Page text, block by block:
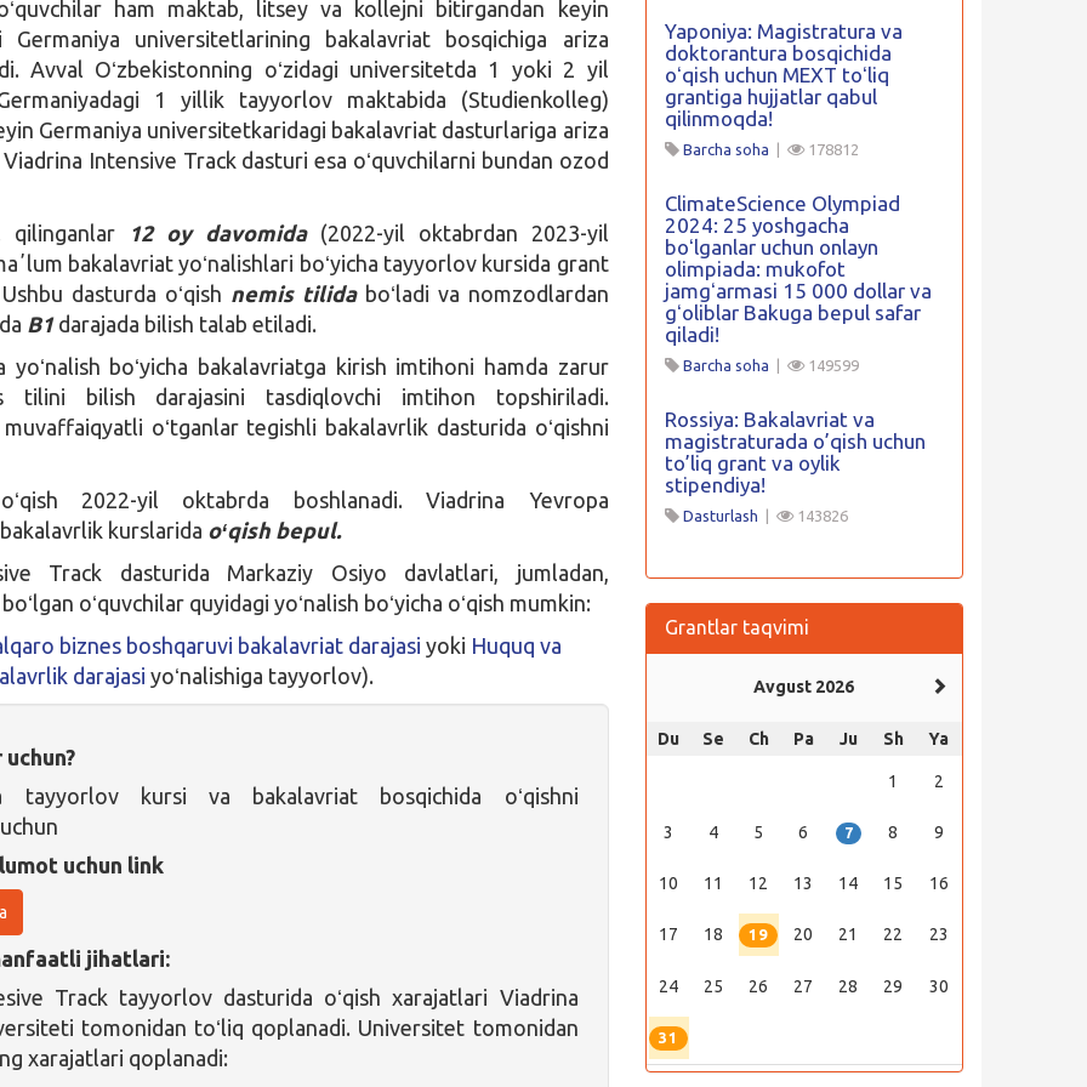
ham maktab, litsey va kollejni bitirgandan keyin
Germaniya universitetlarining bakalavriat bosqichiga ariza
Avval Oʻzbekistonning oʻzidagi universitetda 1 yoki 2 yil
1 yillik tayyorlov maktabida (Studienkolleg)
Germaniya universitetkaridagi bakalavriat dasturlariga ariza
Intensive Track dasturi esa oʻquvchilarni bundan ozod
qilinganlar 12 oy davomida(2022-yil oktabrdan 2023-yil
bakalavriat yoʻnalishlari boʻyicha tayyorlov kursida grant
dasturda oʻqish nemis tilidaboʻladi va nomzodlardan
B1darajada bilish talab etiladi.
yoʻnalish boʻyicha bakalavriatga kirish imtihoni hamda zarur
tilini bilish darajasini tasdiqlovchi imtihon topshiriladi.
oʻtganlar tegishli bakalavrlik dasturida oʻqishni
2022-yil oktabrda boshlanadi. Viadrina Yevropa
kurslarida oʻqish bepul.
Track dasturida Markaziy Osiyo davlatlari, jumladan,
oʻquvchilar quyidagi yoʻnalish boʻyicha oʻqish mumkin:
biznes boshqaruvi bakalavriat darajasi yoki Huquq va
darajasiyoʻnalishiga tayyorlov).
tayyorlov kursi va bakalavriat bosqichida oʻqishni
uchun link
jihatlari:
Track tayyorlov dasturida oʻqish xarajatlari Viadrina
tomonidan toʻliq qoplanadi. Universitet tomonidan
xarajatlari qoplanadi:
Yaponiya: Magistratura va
doktorantura bosqichida
oʻqish uchun MEXT toʻliq
grantiga hujjatlar qabul
qilinmoqda!
Barcha soha 178812
ClimateScience Olympiad
2024: 25 yoshgacha
boʻlganlar uchun onlayn
olimpiada: mukofot
jamgʻarmasi 15 000 dollar va
gʻoliblar Bakuga bepul safar
qiladi!
Barcha soha 149599
Rossiya: Bakalavriat va
magistraturada o’qish uchun
to’liq grant va oylik
stipendiya!
Dasturlash 143826
Grantlar taqvimi
Avgust 2026
Du Se Ch Pa Ju Sh Ya
1 2
3 4 5 6 7 8 9
10 11 12 13 14 15 16
17 18 19 20 21 22 23
24 25 26 27 28 29 30
31